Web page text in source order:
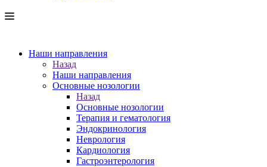
Наши направления
Назад
Наши направления
Основные нозологии
Назад
Основные нозологии
Терапия и гематология
Эндокринология
Неврология
Кардиология
Гастроэнтерология